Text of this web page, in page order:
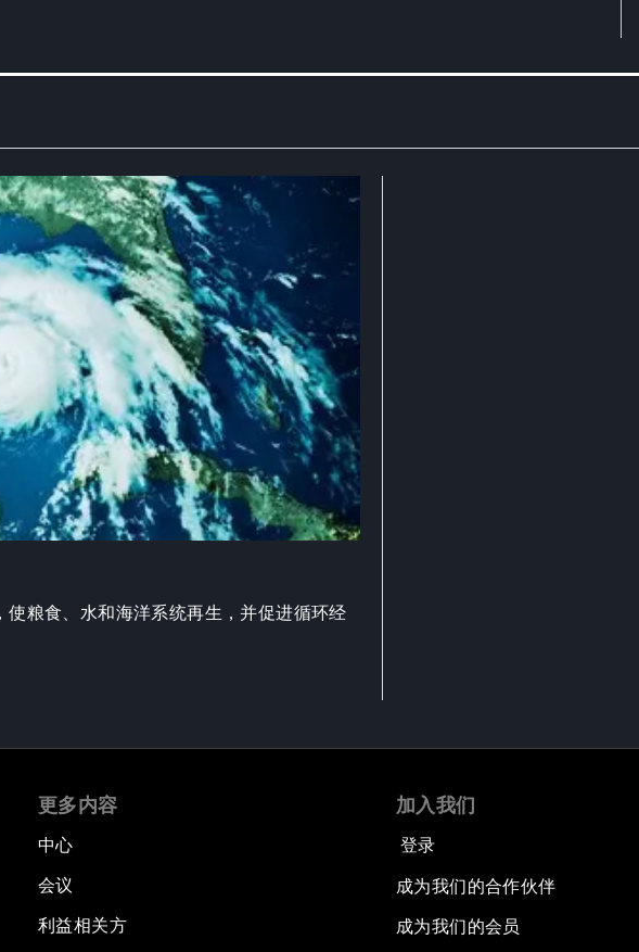
粮食、水和海洋系统再生，并促进循环经
更多内容
中心
会议
利益相关方
加入我们
登录
成为我们的合作伙伴
成为我们的会员